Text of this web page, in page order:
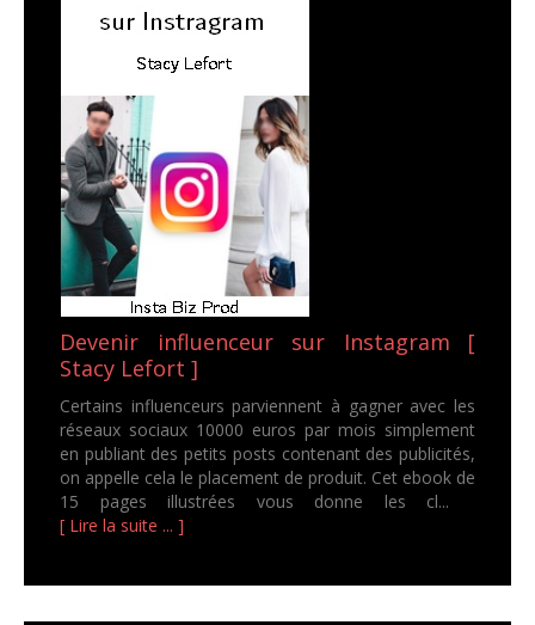
Devenir influenceur sur Instagram [
Stacy Lefort ]
Certains influenceurs parviennent à gagner avec les
réseaux sociaux 10000 euros par mois simplement
en publiant des petits posts contenant des publicités,
on appelle cela le placement de produit. Cet ebook de
15 pages illustrées vous donne les cl...
[ Lire la suite ... ]